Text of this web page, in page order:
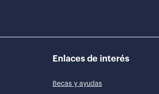
Enlaces de interés
Becas y ayudas